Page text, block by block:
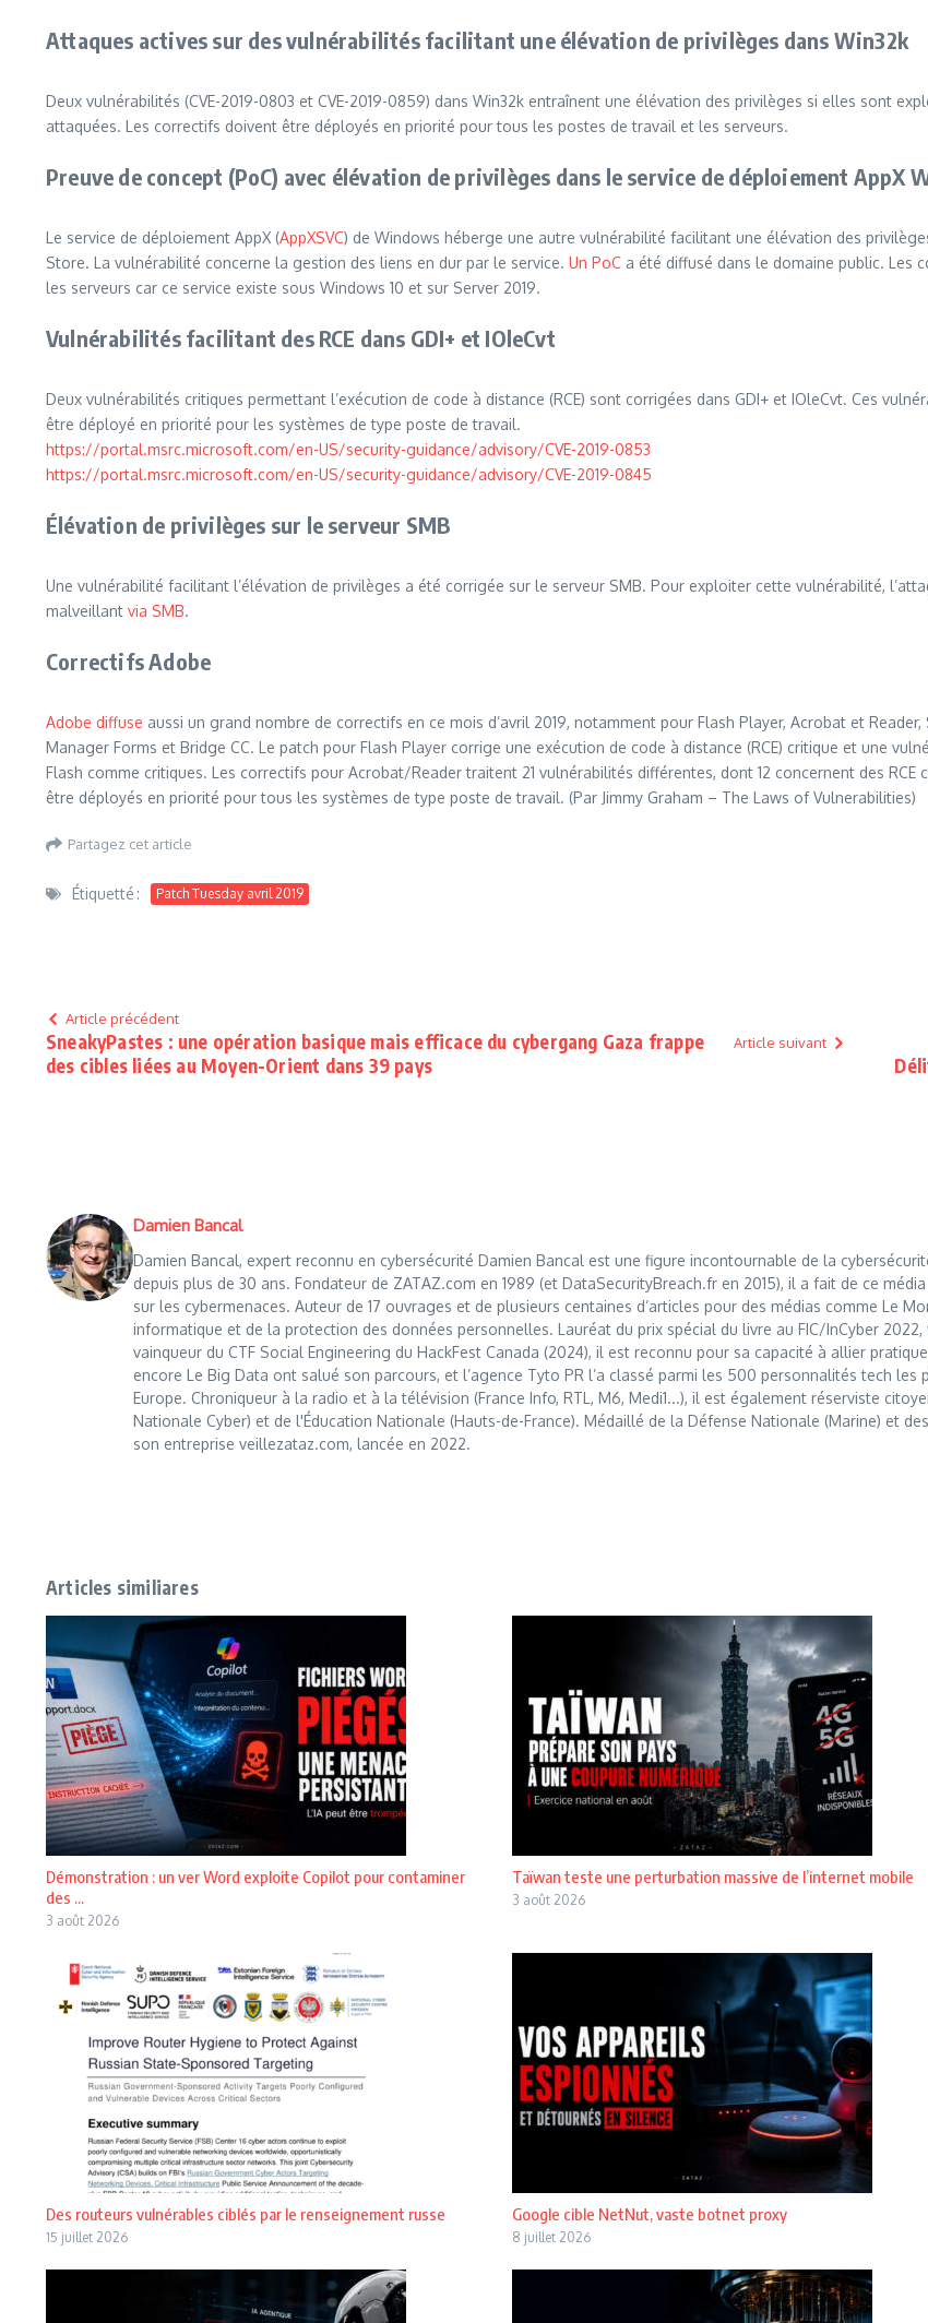
Attaques actives sur des vulnérabilités facilitant une élévation de privilèges dans Win32k
Deux vulnérabilités (CVE-2019-0803 et CVE-2019-0859) dans Win32k entraînent une élévation des privilèges si elles sont
attaquées. Les correctifs doivent être déployés en priorité pour tous les postes de travail et les serveurs.
Preuve de concept (PoC) avec élévation de privilèges dans le service de déploiement AppX
Le service de déploiement AppX (AppXSVC) de Windows héberge une autre vulnérabilité facilitant une élévation des
Store. La vulnérabilité concerne la gestion des liens en dur par le service. Un PoC a été diffusé dans le domaine public. Les
les serveurs car ce service existe sous Windows 10 et sur Server 2019.
Vulnérabilités facilitant des RCE dans GDI+ et IOleCvt
Deux vulnérabilités critiques permettant l’exécution de code à distance (RCE) sont corrigées dans GDI+ et IOleCvt. Ces
être déployé en priorité pour les systèmes de type poste de travail.
https://portal.msrc.microsoft.com/en-US/security-guidance/advisory/CVE-2019-0853
https://portal.msrc.microsoft.com/en-US/security-guidance/advisory/CVE-2019-0845
Élévation de privilèges sur le serveur SMB
Une vulnérabilité facilitant l’élévation de privilèges a été corrigée sur le serveur SMB. Pour exploiter cette vulnérabilité,
malveillant via SMB.
Correctifs Adobe
Adobe diffuse aussi un grand nombre de correctifs en ce mois d’avril 2019, notamment pour Flash Player, Acrobat et
Manager Forms et Bridge CC. Le patch pour Flash Player corrige une exécution de code à distance (RCE) critique et une
Flash comme critiques. Les correctifs pour Acrobat/Reader traitent 21 vulnérabilités différentes, dont 12 concernent des
être déployés en priorité pour tous les systèmes de type poste de travail. (Par Jimmy Graham – The Laws of Vulnerabilities)
Partagez cet article
Étiquetté : Patch Tuesday avril 2019
Article précédent
SneakyPastes : une opération basique mais efficace du cybergang Gaza frappe
des cibles liées au Moyen-Orient dans 39 pays
Article suivant
Damien Bancal
Damien Bancal, expert reconnu en cybersécurité Damien Bancal est une figure incontournable de la
depuis plus de 30 ans. Fondateur de ZATAZ.com en 1989 (et DataSecurityBreach.fr en 2015), il a fait de ce
sur les cybermenaces. Auteur de 17 ouvrages et de plusieurs centaines d’articles pour des médias comme Le
informatique et de la protection des données personnelles. Lauréat du prix spécial du livre au FIC/InCyber
vainqueur du CTF Social Engineering du HackFest Canada (2024), il est reconnu pour sa capacité à allier
encore Le Big Data ont salué son parcours, et l’agence Tyto PR l’a classé parmi les 500 personnalités tech les
Europe. Chroniqueur à la radio et à la télévision (France Info, RTL, M6, Medi1...), il est également réserviste
Nationale Cyber) et de l'Éducation Nationale (Hauts-de-France). Médaillé de la Défense Nationale (Marine) et
son entreprise veillezataz.com, lancée en 2022.
Articles similiares
Démonstration : un ver Word exploite Copilot pour contaminer
des ...
3 août 2026
Taïwan teste une perturbation massive de l’internet mobile
3 août 2026
Des routeurs vulnérables ciblés par le renseignement russe
15 juillet 2026
Google cible NetNut, vaste botnet proxy
8 juillet 2026